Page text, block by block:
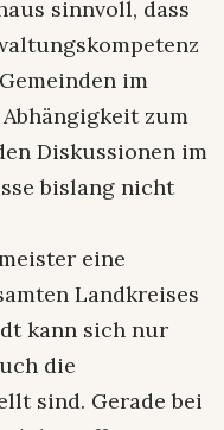
sinnvoll, dass
im
zum
Diskussionen im
bislang nicht
eine
Landkreises
kann sich nur
die
sind. Gerade bei